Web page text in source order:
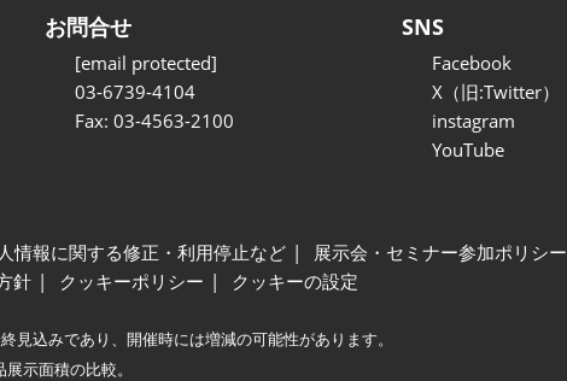
お問合せ
[email protected]
03-6739-4104
Fax: 03-4563-2100
SNS
Facebook
X（旧:Twitter）
instagram
YouTube
情報に関する修正・利用停止など 展示会・セミナー参加ポリシー
針
クッキーポリシー クッキーの設定
見込みであり、開催時には増減の可能性があります。
示面積の比較。